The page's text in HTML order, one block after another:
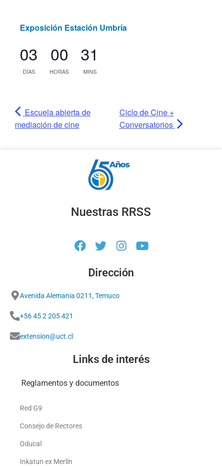
Exposición Estación Umbría
03
DÍAS
00
HORAS
31
MINS
Escuela abierta de
mediación de cine
Ciclo de Cine +
Conversatorios
Nuestras RRSS
Dirección
Avenida Alemania 0211, Temuco
+56 45 2 205 421
extension@uct.cl
Links de interés
Reglamentos y documentos
Red G9
Consejo de Rectores
Oducal
Inkatun ex Merlín